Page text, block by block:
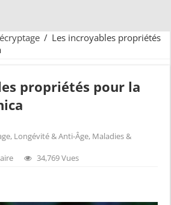
/ Les incroyables propriétés
propriétés pour la
, Longévité & Anti-Âge, Maladies &
34,769 Vues